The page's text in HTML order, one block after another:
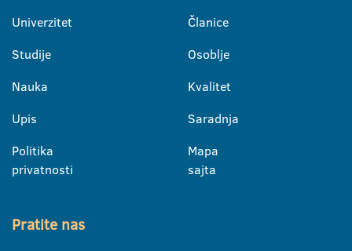
Univerzitet
Studije
Nauka
Upis
Politika
privatnosti
Članice
Osoblje
Kvalitet
Saradnja
Mapa
sajta
Pratite nas